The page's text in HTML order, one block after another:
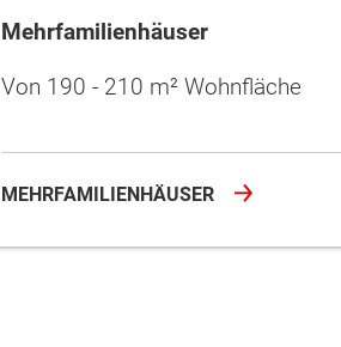
Mehrfamilienhäuser
Von 190 - 210 m² Wohnfläche
MEHRFAMILIENHÄUSER